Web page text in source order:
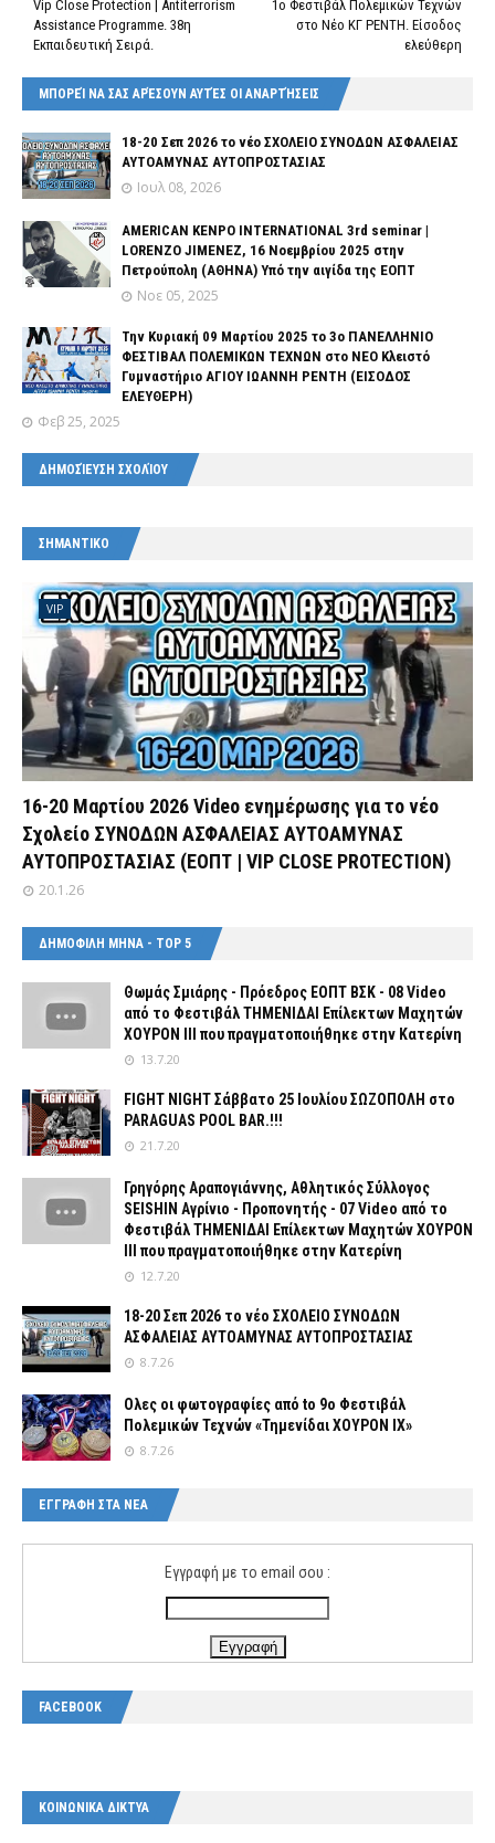
1ο Φεστιβάλ Πολεμικών Τεχνών
στο Νέο ΚΓ ΡΕΝΤΗ. Είσοδος
ελεύθερη
Vip Close Protection | Antiterrorism
Assistance Programme. 38η
Εκπαιδευτική Σειρά.
ΜΠΟΡΕΊ ΝΑ ΣΑΣ ΑΡΈΣΟΥΝ ΑΥΤΈΣ ΟΙ ΑΝΑΡΤΉΣΕΙΣ
18-20 Σεπ 2026 το νέο ΣΧΟΛΕΙΟ ΣΥΝΟΔΩΝ ΑΣΦΑΛΕΙΑΣ
ΑΥΤΟΑΜΥΝΑΣ ΑΥΤΟΠΡΟΣΤΑΣΙΑΣ
Ιουλ 08, 2026
AMERICAN KENPO INTERNATIONAL 3rd seminar |
LORENZO JIMENEZ, 16 Νοεμβρίου 2025 στην
Πετρούπολη (ΑΘΗΝΑ) Υπό την αιγίδα της ΕΟΠΤ
Νοε 05, 2025
Την Κυριακή 09 Μαρτίου 2025 το 3ο ΠΑΝΕΛΛΗΝΙΟ
ΦΕΣΤΙΒΑΛ ΠΟΛΕΜΙΚΩΝ ΤΕΧΝΩΝ στο ΝΕΟ Κλειστό
Γυμναστήριο ΑΓΙΟΥ ΙΩΑΝΝΗ ΡΕΝΤΗ (ΕΙΣΟΔΟΣ
ΕΛΕΥΘΕΡΗ)
Φεβ 25, 2025
ΔΗΜΟΣΊΕΥΣΗ ΣΧΟΛΊΟΥ
ΣΗΜΑΝΤΙΚΟ
VIP
16-20 Μαρτίου 2026 Video ενημέρωσης για το νέο
Σχολείο ΣΥΝΟΔΩΝ ΑΣΦΑΛΕΙΑΣ ΑΥΤΟΑΜΥΝΑΣ
ΑΥΤΟΠΡΟΣΤΑΣΙΑΣ (ΕΟΠΤ | VIP CLOSE PROTECTION)
20.1.26
ΔΗΜΟΦΙΛΗ ΜΗΝΑ - TOP 5
Θωμάς Σμιάρης - Πρόεδρος ΕΟΠΤ ΒΣΚ - 08 Video
από το Φεστιβάλ ΤΗΜΕΝΙΔΑΙ Επίλεκτων Μαχητών
ΧΟΥΡΟΝ ΙΙΙ που πραγματοποιήθηκε στην Κατερίνη
13.7.20
FIGHT NIGHT Σάββατο 25 Ιουλίου ΣΩΖΟΠΟΛΗ στο
PARAGUAS POOL BAR.!!!
21.7.20
Γρηγόρης Αραπογιάννης, Αθλητικός Σύλλογος
SEISHIN Αγρίνιο - Προπονητής - 07 Video από το
Φεστιβάλ ΤΗΜΕΝΙΔΑΙ Επίλεκτων Μαχητών ΧΟΥΡΟΝ
ΙΙΙ που πραγματοποιήθηκε στην Κατερίνη
12.7.20
18-20 Σεπ 2026 το νέο ΣΧΟΛΕΙΟ ΣΥΝΟΔΩΝ
ΑΣΦΑΛΕΙΑΣ ΑΥΤΟΑΜΥΝΑΣ ΑΥΤΟΠΡΟΣΤΑΣΙΑΣ
8.7.26
Ολες οι φωτογραφίες από tο 9ο Φεστιβάλ
Πολεμικών Τεχνών «Τημενίδαι ΧΟΥΡΟΝ ΙΧ»
8.7.26
ΕΓΓΡΑΦΗ ΣΤΑ ΝΕΑ
Εγγραφή με το email σου :
FACEBOOK
ΚΟΙΝΩΝΙΚΑ ΔΙΚΤΥΑ